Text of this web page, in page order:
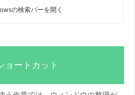
の検索バーを開く
ョートカット